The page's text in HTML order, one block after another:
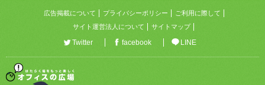
広告掲載について プライバシーポリシー
ご利用に際して
サイト運営法人について
サイトマップ
Twitter facebook LINE